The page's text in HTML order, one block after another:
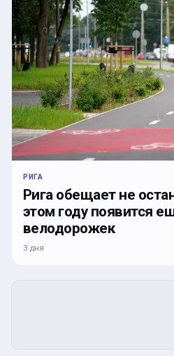
РИГА
Рига обещает не
этом году появится
велодорожек
3 дня